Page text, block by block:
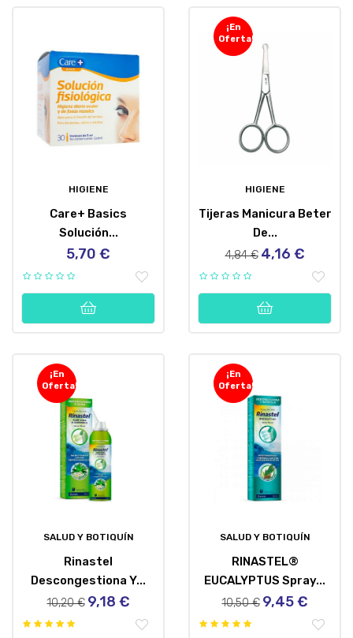
HIGIENE
Care+ Basics
Solución...
Precio
5,70 €
¡En
Oferta!
HIGIENE
Tijeras Manicura Beter
De...
Precio
4,84 € Precio
4,16 €
¡En
Oferta!
SALUD Y BOTIQUÍN
Rinastel
Descongestiona Y...
Precio
10,20 € Precio
9,18 €
¡En
Oferta!
SALUD Y BOTIQUÍN
RINASTEL®
EUCALYPTUS Spray...
Precio
10,50 € Precio
9,45 €